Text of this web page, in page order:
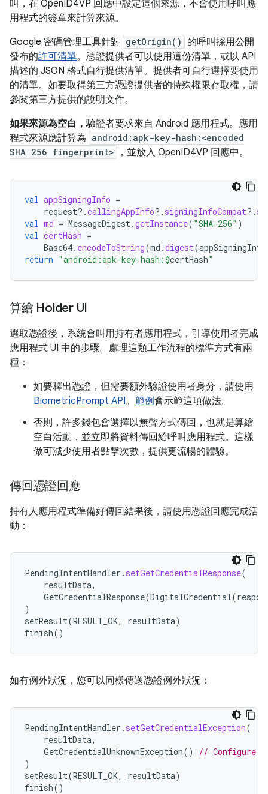
叫，在 OpenID4VP 回應中設定這個來源，不會使用呼叫應
用程式的簽章來計算來源。
Google 密碼管理工具針對 getOrigin()
的呼叫採用公開
發布的許可清單。憑證提供者可以使用這份清單，或以 API
描述的 JSON 格式自行提供清單。提供者可自行選擇要使用
的清單。如要取得第三方憑證提供者的特殊權限存取權，請
參閱第三方提供的說明文件。
如果來源為空白，驗證者要求來自 Android 應用程式。應用
程式來源應計算為 android:apk-key-hash:<encoded
SHA 256 fingerprint>
，並放入 OpenID4VP 回應中。
val appSigningInfo =
request?.callingAppInfo?. signingInfoCompat?.
val md = MessageDigest.getInstance( "SHA-256" )
val certHash =
Base64. encodeToString(md .digest(appSigningInfo
return "android:apk-key-hash:$certHash"
算繪 Holder UI
選取憑證後，系統會叫用持有者應用程式，引導使用者完成
應用程式 UI 中的步驟。處理這類工作流程的標準方式有兩
種：
如要釋出憑證，但需要額外驗證使用者身分，請使用
BiometricPrompt API。 範例會示範這項做法。
否則，許多錢包會選擇以無聲方式傳回，也就是算繪
空白活動，並立即將資料傳回給呼叫應用程式。這樣
做可減少使用者點擊次數，提供更流暢的體驗。
傳回憑證回應
持有人應用程式準備好傳回結果後，請使用憑證回應完成活
動：
PendingIntentHandler . setGetCredentialResponse(
resultData,
GetCredentialResponse(DigitalCredential(
)
setResult(RESULT_OK, resultData)
finish()
如有例外狀況，您可以同樣傳送憑證例外狀況：
PendingIntentHandler . setGetCredentialException(
resultData,
GetCredentialUnknownException()
// Configure
)
setResult(RESULT_OK, resultData)
finish()